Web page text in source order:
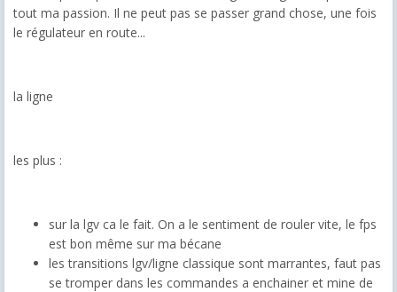
tout ma passion. Il ne peut pas se passer grand chose, une fois
le régulateur en route...
la ligne
les plus :
sur la lgv ca le fait. On a le sentiment de rouler vite, le fps
est bon même sur ma bécane
les transitions lgv/ligne classique sont marrantes, faut pas
se tromper dans les commandes a enchainer et mine de